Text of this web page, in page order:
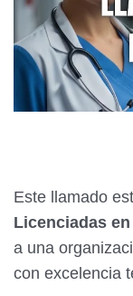
Este llamado
Licenciadas
a una
con excelencia